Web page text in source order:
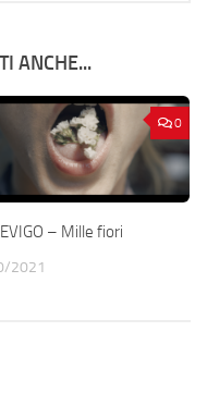
ANCHE...
0
– Mille fiori
2021